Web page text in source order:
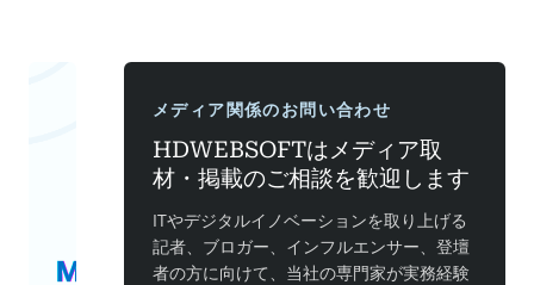
メディア関係のお問い合わせ
HDWEBSOFTはメディア取
材・掲載のご相談を歓迎します
ITやデジタルイノベーションを取り上げる
記者、ブロガー、インフルエンサー、登壇
者の方に向けて、当社の専門家が実務経験